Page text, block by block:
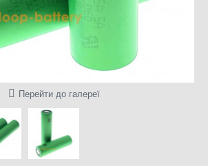
Перейти до галереї